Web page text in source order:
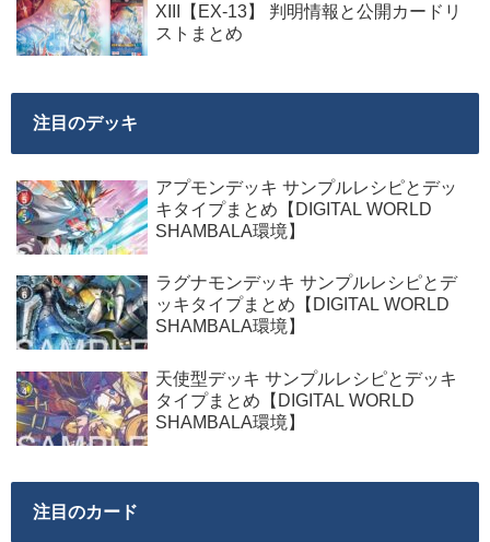
XIII【EX-13】 判明情報と公開カードリ
ストまとめ
注目のデッキ
アプモンデッキ サンプルレシピとデッ
キタイプまとめ【DIGITAL WORLD
SHAMBALA環境】
ラグナモンデッキ サンプルレシピとデ
ッキタイプまとめ【DIGITAL WORLD
SHAMBALA環境】
天使型デッキ サンプルレシピとデッキ
タイプまとめ【DIGITAL WORLD
SHAMBALA環境】
注目のカード